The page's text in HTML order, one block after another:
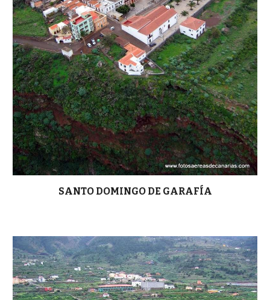
SANTO DOMINGO DE GARAFÍA